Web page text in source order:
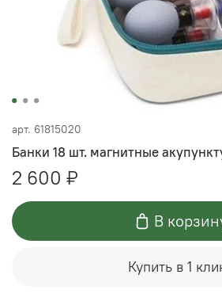
арт. 61815020
Банки 18 шт. магнитные
2 600 ₽
В
Купить в 1